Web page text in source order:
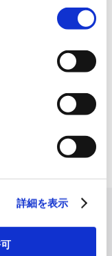
ッキーが受け入
が制限される場
詳細を表示
容器をネームプ
式会社ファンケル（以下、「ファ
×周南本屋通
30日および31日に山口県...